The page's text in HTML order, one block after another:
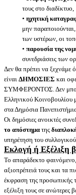
τους στο διαδίκτυο,
• ηχητική
μην
των υστέρων, οι
• παρουσία της
συνεδριάσεις των
Δεν θα πρέπει να ξεχνάμε
είναι ΔΗΜΟΣΙΕΣ και
ΣΥΜΦΕΡΟΝΤΟΣ. Δεν
Ελληνικού Κοινοβουλίου
στα Δημόσια
Οι δημόσιες ανοικτές
το απόστημα της
υπηρέτηση του
Εκλογή ή Εξέλιξη
Το απαράδεκτο
αξιοπρέπειά τους και τα
έκφραση της προσωπικής
εξέλιξη τους σε ανώτερες